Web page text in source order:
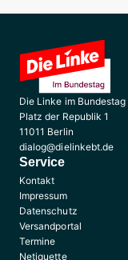
Die Linke im Bundestag
Platz der Republik 1
11011 Berlin
dialog@dielinkebt.de
Service
Kontakt
Impressum
Datenschutz
Versandportal
Termine
Netiquette